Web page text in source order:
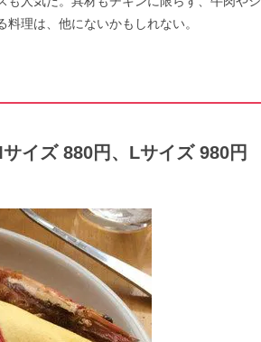
理は、他にないかもしれない。
イズ 880円、Lサイズ 980円